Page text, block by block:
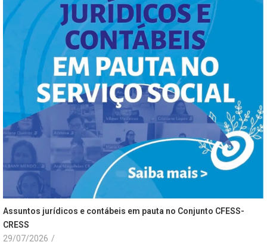
Assuntos jurídicos e contábeis em pauta no Conjunto CFESS-
CRESS
29/07/2026 /